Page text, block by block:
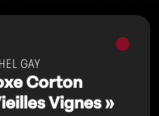
Vins
GAY
Corton
Vignes »